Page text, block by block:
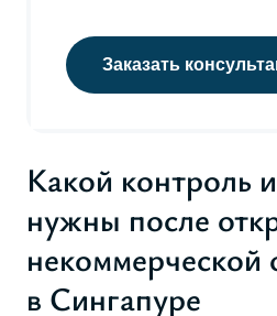
Заказать
Какой контроль
нужны после
некоммерческой
в Сингапуре